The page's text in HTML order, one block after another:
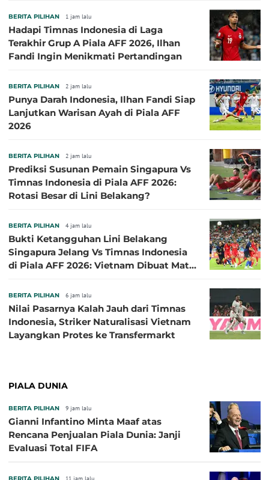
BERITA PILIHAN 1 jam lalu
Hadapi Timnas Indonesia di Laga
Terakhir Grup A Piala AFF 2026, Ilhan
Fandi Ingin Menikmati Pertandingan
BERITA PILIHAN 2 jam lalu
Punya Darah Indonesia, Ilhan Fandi Siap
Lanjutkan Warisan Ayah di Piala AFF
2026
BERITA PILIHAN 2 jam lalu
Prediksi Susunan Pemain Singapura Vs
Timnas Indonesia di Piala AFF 2026:
Rotasi Besar di Lini Belakang?
BERITA PILIHAN 4 jam lalu
Bukti Ketangguhan Lini Belakang
Singapura Jelang Vs Timnas Indonesia
di Piala AFF 2026: Vietnam Dibuat Mati
BERITA PILIHAN 6 jam lalu
Nilai Pasarnya Kalah Jauh dari Timnas
Indonesia, Striker Naturalisasi Vietnam
Layangkan Protes ke Transfermarkt
PIALA DUNIA
BERITA PILIHAN 9 jam lalu
Gianni Infantino Minta Maaf atas
Rencana Penjualan Piala Dunia: Janji
Evaluasi Total FIFA